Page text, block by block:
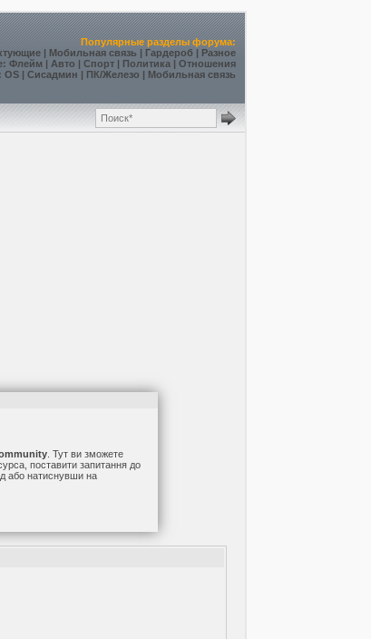
Популярные разделы форума:
|Мобильная связь | Гардероб |Разное
:Флейм | Авто |Спорт | Политика |Отношения
:OS |Сисадмин | ПК/Железо | Мобильная связь
. Тут ви зможете
поставити запитання до
або натиснувши на